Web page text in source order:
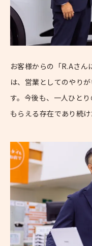
お客様からの「R.Aさん
は、営業としてのやり
す。今後も、一人ひと
もらえる存在であり続け